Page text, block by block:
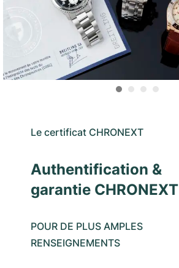
Le certificat CHRONEXT
Authentification &
garantie CHRONEXT
POUR DE PLUS AMPLES
RENSEIGNEMENTS